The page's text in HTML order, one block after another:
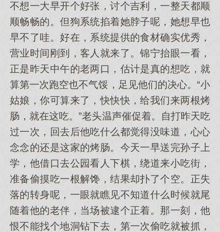
不想一大早开个好张，讨个吉利，一整天都顺
顺畅畅的。但狗系统掐着她脖子呢，她想早也
早不了哇。好在，系统提供的食材确实优秀，
营业时间刚到，客人就来了。锦宁抬眼一看，
正是昨天中午的老两口，估计是真的想吃，就
算第一次跑空也不气馁，足见他们的决心。“小
姑娘，你可算来了，快快快，给我们来两根烤
肠，就在这吃。”老头温声催促着。自打昨天吃
过一次，回去后他吃什么都觉得没味道，心心
念念的还是这家的烤肠。今天一早送完孙子上
学，他借口去公园看人下棋，绕道来小吃街，
准备偷摸吃一根解馋，结果却扑了个空。正失
落的转身呢，一眼就瞧见不知道什么时候就尾
随着他的老伴，当场被逮个正着。那一刻，他
恨不能找个地洞钻下去，第一次偷吃就被抓，